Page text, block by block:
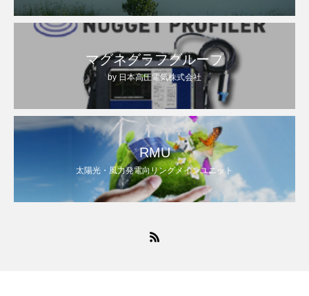
マグネグラフグループ
by 日本高圧電気株式会社
RMU
太陽光・風力発電向リングメインユニット